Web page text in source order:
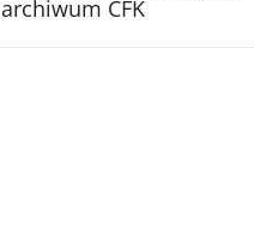
archiwum CFK